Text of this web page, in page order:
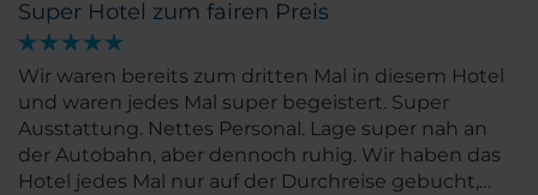
Super Hotel zum fairen Preis
Wir waren bereits zum dritten Mal in diesem Hotel
und waren jedes Mal super begeistert. Super
Ausstattung. Nettes Personal. Lage super nah an
der Autobahn, aber dennoch ruhig. Wir haben das
Hotel jedes Mal nur auf der Durchreise gebucht,